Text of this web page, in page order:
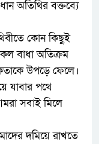
অতিথির বক্তব্যে
কোন কিছুই
বাধা অতিক্রম
উপড়ে ফেলে।
যাবার পথে
সবাই মিলে
দমিয়ে রাখতে